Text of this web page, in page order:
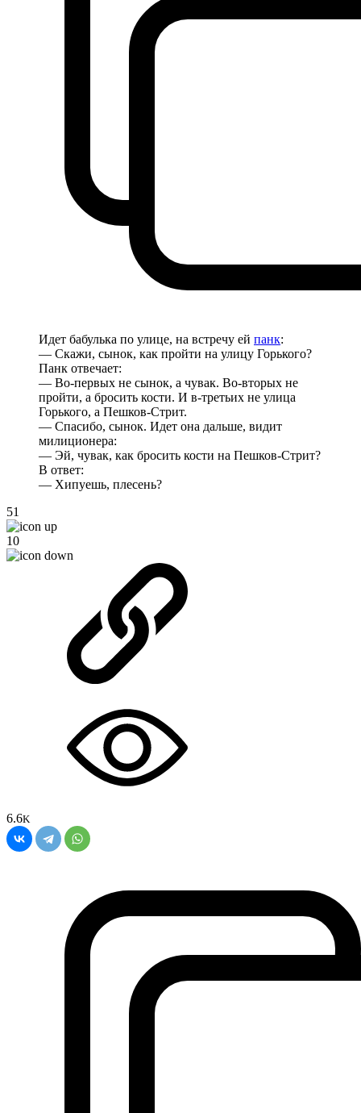
Идет бабулька по улице, на встречу ей панк:
— Скажи, сынок, как пройти на улицу Горького?
Панк отвечает:
— Во-первых не сынок, а чувак. Во-вторых не
пройти, а бросить кости. И в-третьих не улица
Горького, а Пешков-Стрит.
— Спасибо, сынок. Идет она дальше, видит
милиционера:
— Эй, чувак, как бросить кости на Пешков-Стрит?
В ответ:
— Хипуешь, плесень?
51
10
6.6K